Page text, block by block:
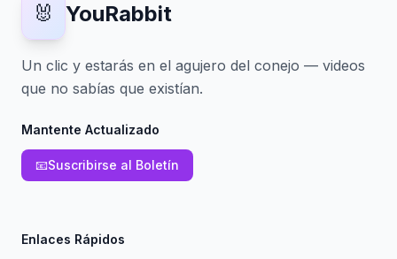
🐰 YouRabbit
Un clic y estarás en el agujero del conejo — videos
que no sabías que existían.
Mantente Actualizado
📧Suscribirse al Boletín
Enlaces Rápidos